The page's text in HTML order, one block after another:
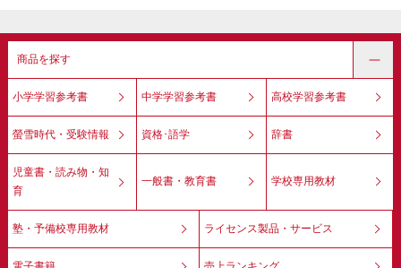
商品を探す
小学学習参考書 中学学習参考書 高校学習参考書
螢雪時代・受験情報 資格･語学 辞書
児童書・読み物・知
育
一般書・教育書 学校専用教材
塾・予備校専用教材 ライセンス製品・サービス